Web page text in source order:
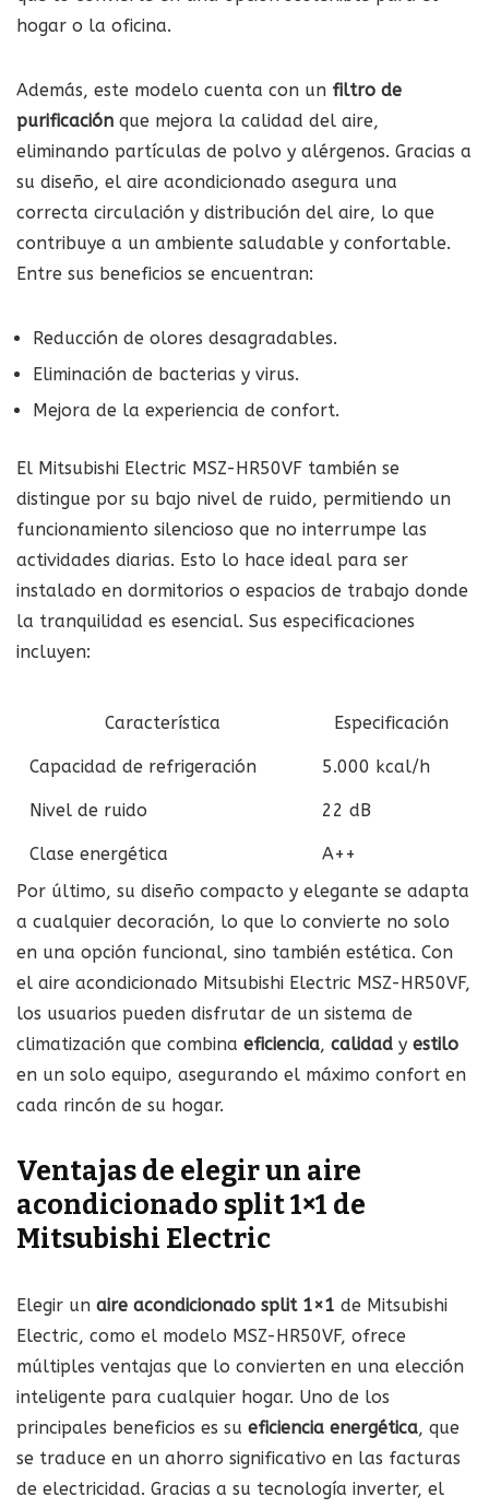
hogar o la oficina.
Además, este modelo cuenta con un filtro de
purificación que mejora la calidad del aire,
eliminando partículas de polvo y alérgenos. Gracias a
su diseño, el aire acondicionado asegura una
correcta circulación y distribución del aire, lo que
contribuye a un ambiente saludable y confortable.
Entre sus beneficios se encuentran:
Reducción de olores desagradables.
Eliminación de bacterias y virus.
Mejora de la experiencia de confort.
El Mitsubishi Electric MSZ-HR50VF también se
distingue por su bajo nivel de ruido, permitiendo un
funcionamiento silencioso que no interrumpe las
actividades diarias. Esto lo hace ideal para ser
instalado en dormitorios o espacios de trabajo donde
la tranquilidad es esencial. Sus especificaciones
incluyen:
Característica Especificación
Capacidad de refrigeración 5.000 kcal/h
Nivel de ruido 22 dB
Clase energética
A++
Por último, su diseño compacto y elegante se adapta
a cualquier decoración, lo que lo convierte no solo
en una opción funcional, sino también estética. Con
el aire acondicionado Mitsubishi Electric MSZ-HR50VF,
los usuarios pueden disfrutar de un sistema de
climatización que combina eficiencia, calidad y estilo
en un solo equipo, asegurando el máximo confort en
cada rincón de su hogar.
Ventajas de elegir un aire
acondicionado split 1×1 de
Mitsubishi Electric
Elegir un aire acondicionado split 1×1 de Mitsubishi
Electric, como el modelo MSZ-HR50VF, ofrece
múltiples ventajas que lo convierten en una elección
inteligente para cualquier hogar. Uno de los
principales beneficios es su eficiencia energética, que
se traduce en un ahorro significativo en las facturas
de electricidad. Gracias a su tecnología inverter, el